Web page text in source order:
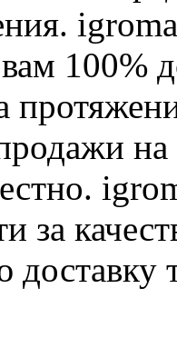
100%
за